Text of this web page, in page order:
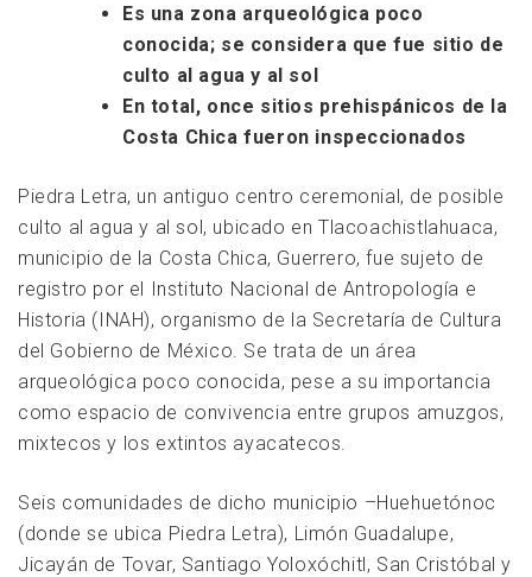
Es una zona arqueológica poco
conocida; se considera que fue sitio de
culto al agua y al sol
En total, once sitios prehispánicos de la
Costa Chica fueron inspeccionados
Piedra Letra, un antiguo centro ceremonial, de posible
culto al agua y al sol, ubicado en Tlacoachistlahuaca,
municipio de la Costa Chica, Guerrero, fue sujeto de
registro por el Instituto Nacional de Antropología e
Historia (INAH), organismo de la Secretaría de Cultura
del Gobierno de México. Se trata de un área
arqueológica poco conocida, pese a su importancia
como espacio de convivencia entre grupos amuzgos,
mixtecos y los extintos ayacatecos.
Seis comunidades de dicho municipio –Huehuetónoc
(donde se ubica Piedra Letra), Limón Guadalupe,
Jicayán de Tovar, Santiago Yoloxóchitl, San Cristóbal y